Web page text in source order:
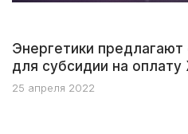
Энергетики
для субсидии на
25 апреля 2022